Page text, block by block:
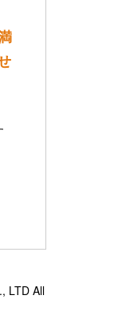
LTD All